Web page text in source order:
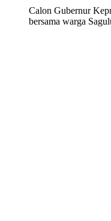
Calon Gubernur
bersama warga